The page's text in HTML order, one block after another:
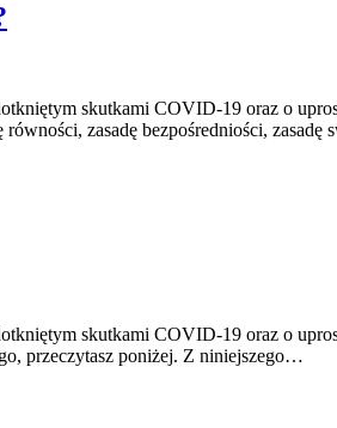
skutkami COVID-19 oraz o
zasadę bezpośredniości,
skutkami COVID-19 oraz o
przeczytasz poniżej. Z niniejszego…